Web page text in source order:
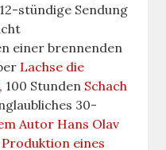
stündige Sendung
einer brennenden
Lachse die
, 100 Stunden Schach
30-
Autor Hans Olav
Produktion eines